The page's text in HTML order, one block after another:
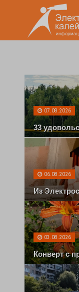
07.08.2026
33
06.08.2026
Из
03.08.2026
Конверт с